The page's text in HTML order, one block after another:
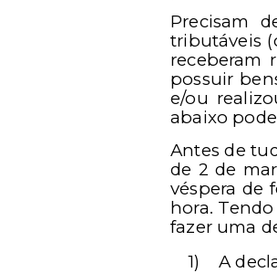
Precisam
tributáveis
receberam
possuir
e/ou
abaixo
Antes de
de 2 de
véspera de
hora.
fazer uma
1)
A